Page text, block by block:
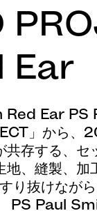
Ear
Ear PS
」から、
存する、セ
地、縫製、
抜けながら
PS Paul